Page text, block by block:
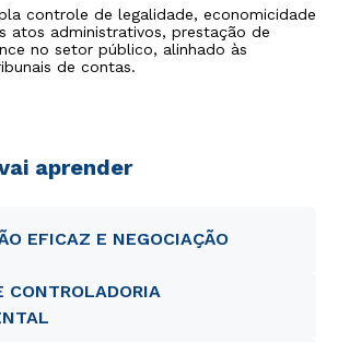
controle de legalidade, economicidade
atos administrativos, prestação de
no setor público, alinhado às
de contas.
aprender
EFICAZ E NEGOCIAÇÃO
CONTROLADORIA